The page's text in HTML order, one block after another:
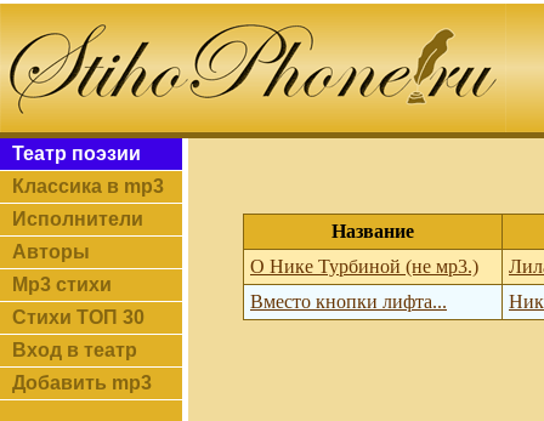
Театр поэзии
Классика в mp3
Исполнители
Авторы
Mp3 стихи
Стихи ТОП 30
Вход в театр
Добавить mp3
Название
О Нике Турбиной (не мр3.)
Вместо кнопки лифта...